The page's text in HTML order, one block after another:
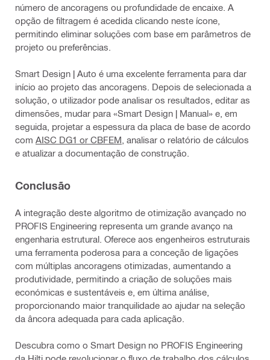
número de ancoragens ou profundidade de encaixe. A
opção de filtragem é acedida clicando neste ícone,
permitindo eliminar soluções com base em parâmetros de
projeto ou preferências.
Smart Design | Auto é uma excelente ferramenta para dar
início ao projeto das ancoragens. Depois de selecionada a
solução, o utilizador pode analisar os resultados, editar as
dimensões, mudar para «Smart Design | Manual» e, em
seguida, projetar a espessura da placa de base de acordo
com AISC DG1 or CBFEM , analisar o relatório de cálculos
e atualizar a documentação de construção.
Conclusão
A integração deste algoritmo de otimização avançado no
PROFIS Engineering representa um grande avanço na
engenharia estrutural. Oferece aos engenheiros estruturais
uma ferramenta poderosa para a conceção de ligações
com múltiplas ancoragens otimizadas, aumentando a
produtividade, permitindo a criação de soluções mais
económicas e sustentáveis e, em última análise,
proporcionando maior tranquilidade ao ajudar na seleção
da âncora adequada para cada aplicação.
Descubra como o Smart Design no PROFIS Engineering